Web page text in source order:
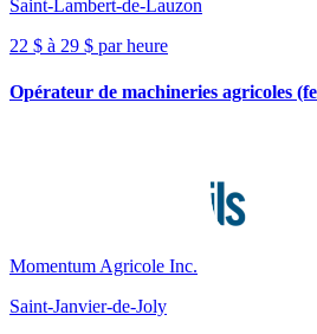
Saint-Lambert-de-Lauzon
22 $ à 29 $ par heure
Opérateur de machineries agricoles
Momentum Agricole Inc.
Saint-Janvier-de-Joly